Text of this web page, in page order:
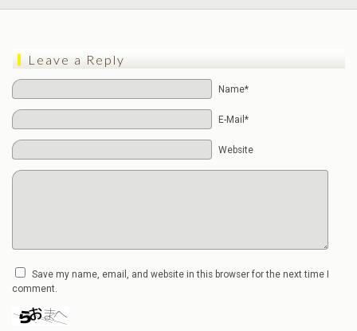
Leave a Reply
Name*
E-Mail*
Website
Save my name, email, and website in this browser for the next time I
comment.